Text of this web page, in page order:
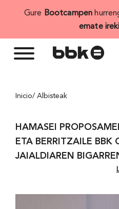
Gure Bootcampen
emate
Inicio/ Albisteak
HAMASEI
ETA BERRITZAILE BBK
JAIALDIAREN